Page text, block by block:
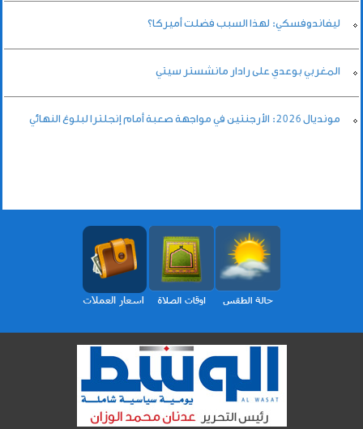
ليفاندوفسكي: لهذا السبب فضلت أميركا؟
المغربي بوعدي على رادار مانشستر سيتي
مونديال 2026: الأرجنتين في مواجهة صعبة أمام إنجلترا لبلوغ النهائي